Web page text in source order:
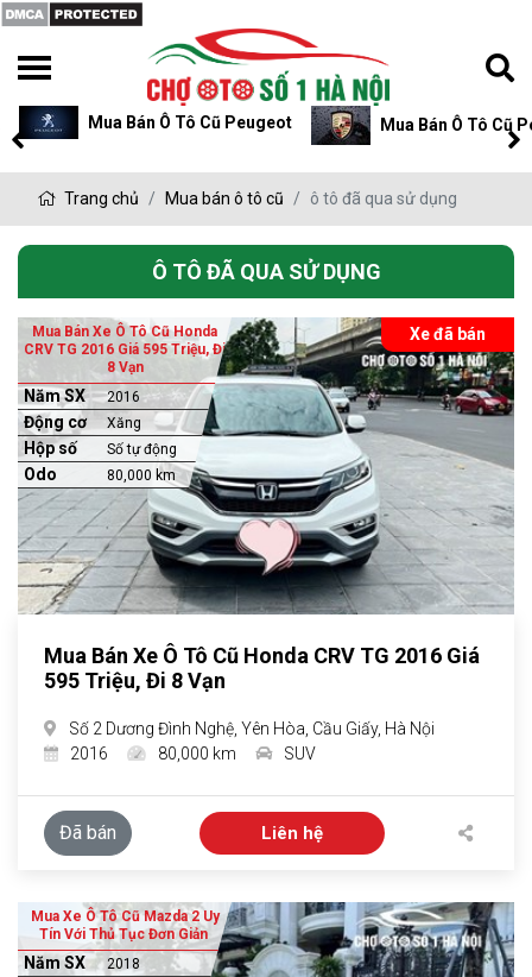
Mua Bán Ô Tô Cũ Peugeot Mua Bán Ô Tô Cũ
Trang chủ Mua bán ô tô cũ ô tô đã qua sử dụng
Ô TÔ ĐÃ QUA SỬ DỤNG
Xe đã bán
Mua Bán Xe Ô Tô Cũ Honda
CRV TG 2016 Giá 595 Triệu, Đi
8 Vạn
Năm SX 2016
Động cơ Xăng
Hộp số Số tự động
Odo 80,000 km
Mua Bán Xe Ô Tô Cũ Honda CRV TG 2016 Giá
595 Triệu, Đi 8 Vạn
Số 2 Dương Đình Nghệ, Yên Hòa, Cầu Giấy, Hà Nội
2016
80,000 km SUV
Đã bán Liên hệ
Mua Xe Ô Tô Cũ Mazda 2 Uy
Tín Với Thủ Tục Đơn Giản
Năm SX 2018